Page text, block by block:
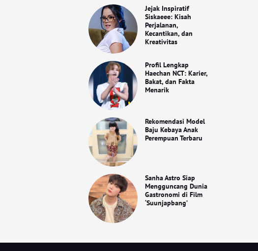
Jejak Inspiratif
Siskaeee: Kisah
Perjalanan,
Kecantikan, dan
Kreativitas
Profil Lengkap
Haechan NCT: Karier,
Bakat, dan Fakta
Menarik
Rekomendasi Model
Baju Kebaya Anak
Perempuan Terbaru
Sanha Astro Siap
Mengguncang Dunia
Gastronomi di Film
‘Suunjapbang’